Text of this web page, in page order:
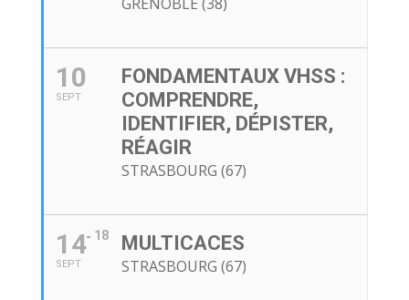
10
SEPT
FONDAMENTAUX VHSS :
COMPRENDRE,
IDENTIFIER, DÉPISTER,
RÉAGIR
STRASBOURG (67)
14
SEPT
18 MULTICACES
STRASBOURG (67)